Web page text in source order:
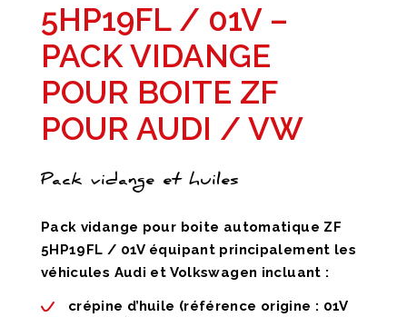
5HP19FL / 01V –
PACK VIDANGE
POUR BOITE ZF
POUR AUDI / VW
Pack vidange et huiles
Pack vidange pour boite automatique ZF
5HP19FL / 01V équipant principalement les
véhicules Audi et Volkswagen incluant :
crépine d’huile (référence origine : 01V